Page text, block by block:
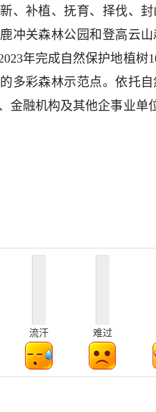
、补植、抚育、择伐、
冲关森林公园和登高云
年完成自然保护地植树
多彩森林示范点。依托
金融机构及其他企事业单
流汗 难过